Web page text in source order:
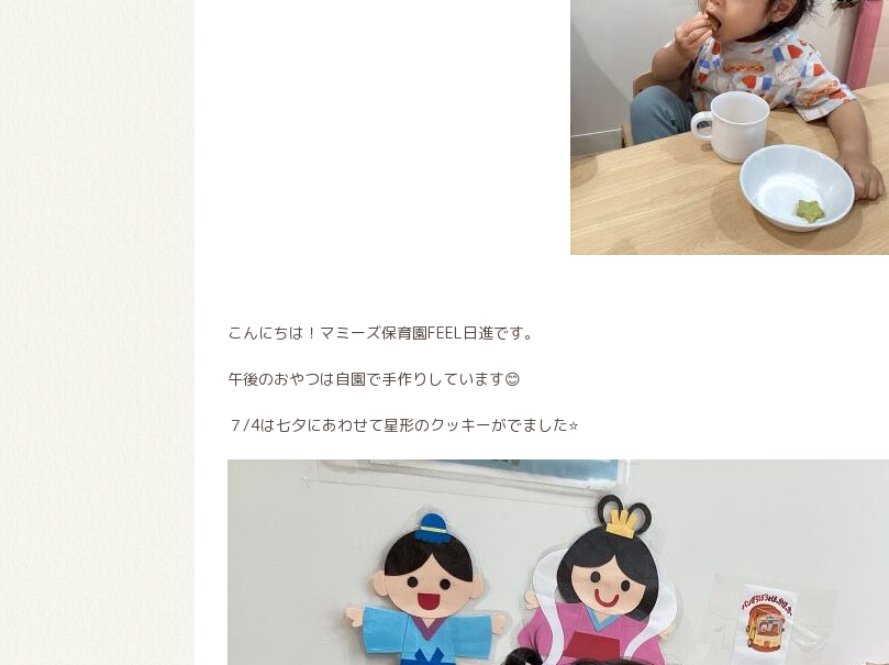
こんにちは！マミーズ保育園FEEL日進です。
午後のおやつは自園で手作りしています😊
７/4は七夕にあわせて星形のクッキーがでました⭐